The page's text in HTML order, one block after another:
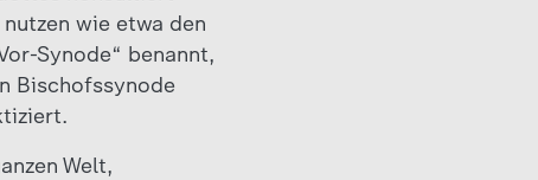
wie etwa den
Synode“ benannt,
Bischofssynode
Welt,